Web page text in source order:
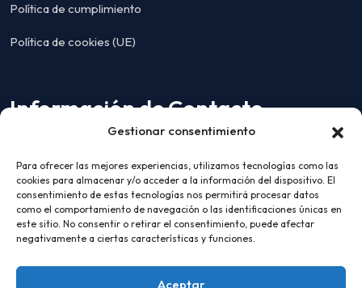
Gestionar consentimiento
Para ofrecer las mejores experiencias, utilizamos tecnologías como las
cookies para almacenar y/o acceder a la información del dispositivo. El
consentimiento de estas tecnologías nos permitirá procesar datos
como el comportamiento de navegación o las identificaciones únicas en
este sitio. No consentir o retirar el consentimiento, puede afectar
negativamente a ciertas características y funciones.
Aceptar
Política de cumplimiento
Política de cookies (UE)
Información de Contacto
Edifici Orisba, Caputxins, 4 A, 07002 Palma, Islas
Baleares
EMAIL:
hola@ialaboral.com